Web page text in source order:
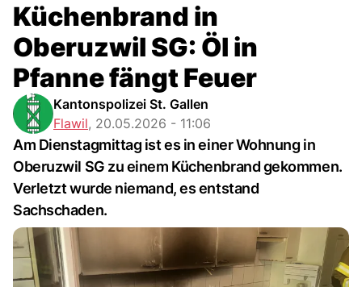
Küchenbrand in
Oberuzwil SG: Öl in
Pfanne fängt Feuer
Kantonspolizei St. Gallen
Flawil, 20.05.2026 - 11:06
Am Dienstagmittag ist es in einer Wohnung in
Oberuzwil SG zu einem Küchenbrand gekommen.
Verletzt wurde niemand, es entstand
Sachschaden.